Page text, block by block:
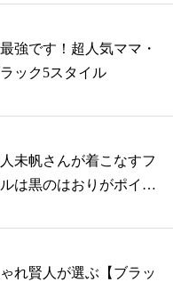
強です！超人気ママ・
ック5スタイル
未帆さんが着こなすフ
は黒のはおりがポイン
れ賢人が選ぶ【ブラッ